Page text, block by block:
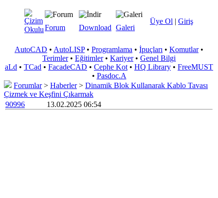
Üye Ol | Giriş
Forum Download Galeri
AutoCAD • AutoLISP• Programlama • İpuçları • Komutlar•
Terimler• Eğitimler• Kariyer• Genel Bilgi
aLd • TCad • FacadeCAD • Cephe Kot • HQ Library • FreeMUST
• Pasdoc.A
Forumlar> Haberler> Dinamik Blok Kullanarak Kablo Tavası
Çizmek ve Keşfini Çıkarmak
90996
13.02.2025 06:54